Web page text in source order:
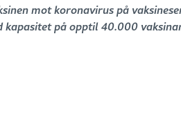
mot koronavirus på
på opptil 40.000